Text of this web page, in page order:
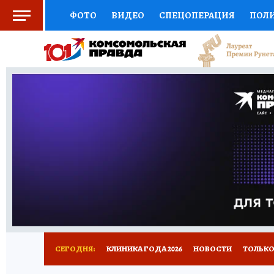
ФОТО ВИДЕО СПЕЦОПЕРАЦИЯ
СОЦПОДДЕРЖКА НАУКА СПОРТ
ВЫБОР ЭКСПЕРТОВ ДОКТОР
ПРОГНОЗЫ НА СПОРТ
НОВОЕ
СЕГОДНЯ: КЛИНИКА ГОДА 2026 НОВОСТИ